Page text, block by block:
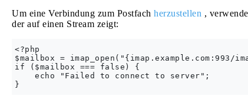
Um eine Verbindung zum Postfach herzustellen ,
der auf einen Stream zeigt:
<?php
$mailbox =
if ($mailbox === false) {
    echo "Failed to connect to server";